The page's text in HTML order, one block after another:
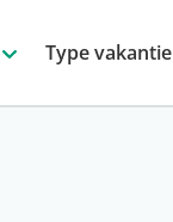
Type vakantie